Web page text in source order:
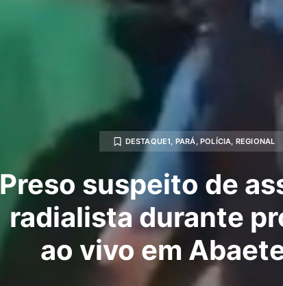
DESTAQUE1, PARÁ, POLÍCIA, REGIONAL
Preso suspeito de
radialista durante
ao vivo em